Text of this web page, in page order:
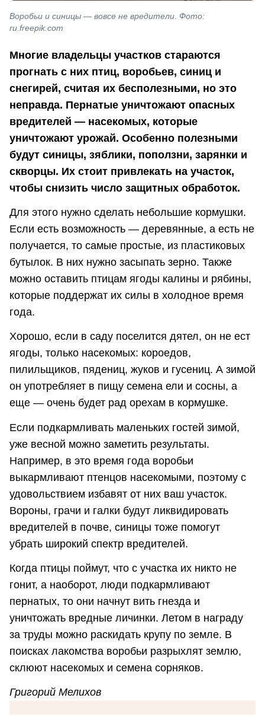
Воробьи и синицы — вовсе не вредители. Фото:
ru.freepik.com
Многие владельцы участков стараются
прогнать с них птиц, воробьев, синиц и
снегирей, считая их бесполезными, но это
неправда. Пернатые уничтожают опасных
вредителей — насекомых, которые
уничтожают урожай. Особенно полезными
будут синицы, зяблики, поползни, зарянки и
скворцы. Их стоит привлекать на участок,
чтобы снизить число защитных обработок.
Для этого нужно сделать небольшие кормушки.
Если есть возможность — деревянные, а есть не
получается, то самые простые, из пластиковых
бутылок. В них нужно засыпать зерно. Также
можно оставить птицам ягоды калины и рябины,
которые поддержат их силы в холодное время
года.
Хорошо, если в саду поселится дятел, он не ест
ягоды, только насекомых: короедов,
пилильщиков, пядениц, жуков и гусениц. А зимой
он употребляет в пищу семена ели и сосны, а
еще — очень будет рад орехам в кормушке.
Если подкармливать маленьких гостей зимой,
уже весной можно заметить результаты.
Например, в это время года воробьи
выкармливают птенцов насекомыми, поэтому с
удовольствием избавят от них ваш участок.
Вороны, грачи и галки будут ликвидировать
вредителей в почве, синицы тоже помогут
убрать широкий спектр вредителей.
Когда птицы поймут, что с участка их никто не
гонит, а наоборот, люди подкармливают
пернатых, то они начнут вить гнезда и
уничтожать вредные личинки. Летом в награду
за труды можно раскидать крупу по земле. В
поисках лакомства воробьи разрыхлят землю,
склюют насекомых и семена сорняков.
Григорий Мелихов